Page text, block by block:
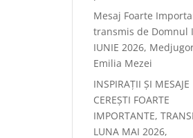
Mesaj Foarte
transmis de Domnul
IUNIE 2026,
Emilia Mezei
INSPIRAȚII ȘI MESAJE
CEREȘTI FOARTE
IMPORTANTE,
LUNA MAI 2026,